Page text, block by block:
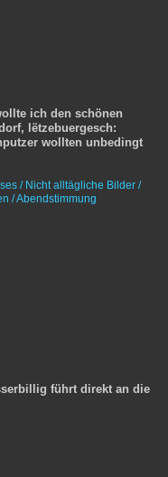
ich den schönen
lëtzebuergesch:
wollten unbedingt
/ Nicht alltägliche Bilder /
/ Abendstimmung
führt direkt an die